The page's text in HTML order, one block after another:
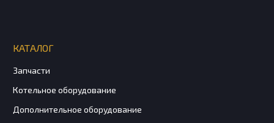
КАТАЛОГ
Запчасти
Котельное оборудование
Дополнительное оборудование